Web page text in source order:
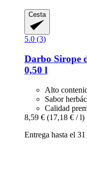
Cesta
5.0 (3)
Darbo Sirope
0,50 l
Alto
Sabor
Calidad
8,59 € (17,18 € / l)
Entrega hasta el